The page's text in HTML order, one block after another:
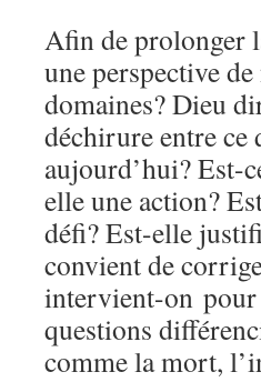
Afin de prolonger
une perspective
domaines? Dieu
déchirure entre ce
aujourd’hui? Est-
elle une action?
défi? Est-elle
convient de
intervient-on pour
questions
comme la mort,